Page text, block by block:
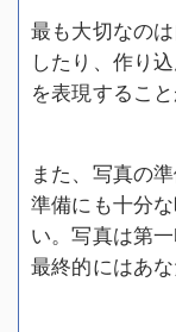
最も大切なの
したり、作り
を表現すること
また、写真の
準備にも十分
い。写真は第
最終的にはあ